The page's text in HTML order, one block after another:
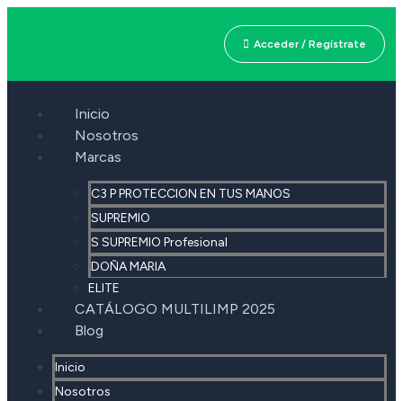
Acceder / Regístrate
Inicio
Nosotros
Marcas
C3 P PROTECCION EN TUS MANOS
SUPREMIO
S SUPREMIO Profesional
DOÑA MARIA
ELITE
CATÁLOGO MULTILIMP 2025
Blog
Inicio
Nosotros